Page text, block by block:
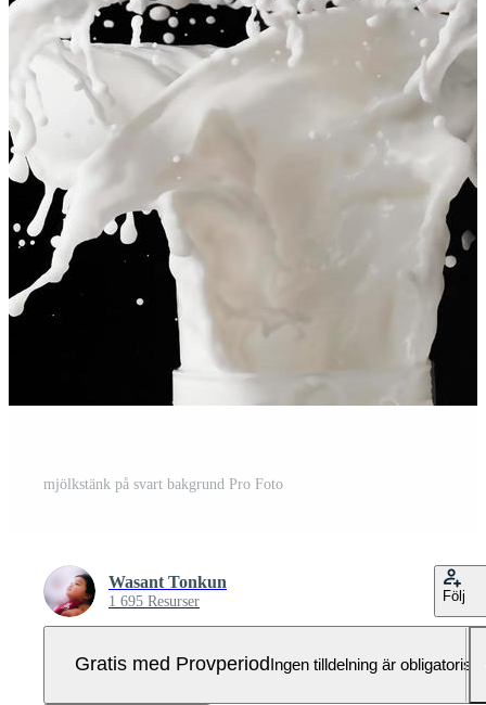
mjölkstänk på svart bakgrund Pro Foto
Wasant Tonkun
1 695 Resurser Följ
Gratis med ProvperiodIngen tilldelning är obligatorisk